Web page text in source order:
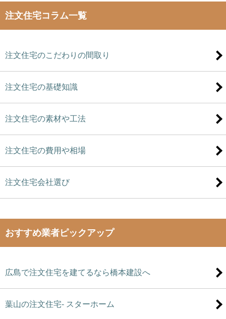
注文住宅コラム一覧
注文住宅のこだわりの間取り
注文住宅の基礎知識
注文住宅の素材や工法
注文住宅の費用や相場
注文住宅会社選び
おすすめ業者ピックアップ
広島で注文住宅を建てるなら橋本建設へ
葉山の注文住宅- スターホーム